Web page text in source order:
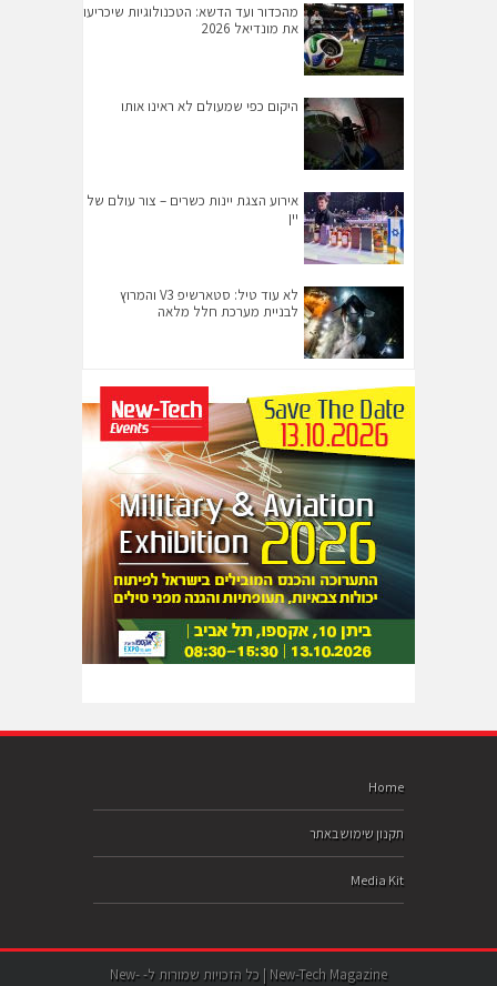
מהכדור ועד הדשא: הטכנולוגיות שיכריעו
את מונדיאל 2026
היקום כפי שמעולם לא ראינו אותו
אירוע הצגת יינות כשרים – צור עולם של
יין
לא עוד טיל: סטארשיפ V3 והמרוץ
לבניית מערכת חלל מלאה
Home
תקנון שימוש באתר
Media Kit
New-Tech Magazine | כל הזכויות שמורות ל- New-